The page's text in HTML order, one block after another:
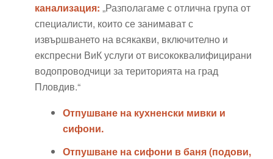
канализация: „Разполагаме с отлична група от
специалисти, които се занимават с
извършването на всякакви, включително и
експресни ВиК услуги от висококвалифицирани
водопроводчици за територията на град
Пловдив.“
Отпушване на кухненски мивки и
сифони.
Отпушване на сифони в баня (подови,